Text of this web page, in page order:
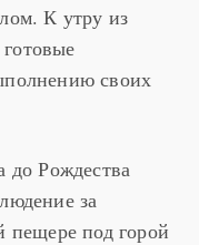
К утру из
своих
до Рождества
за
пещере под горой